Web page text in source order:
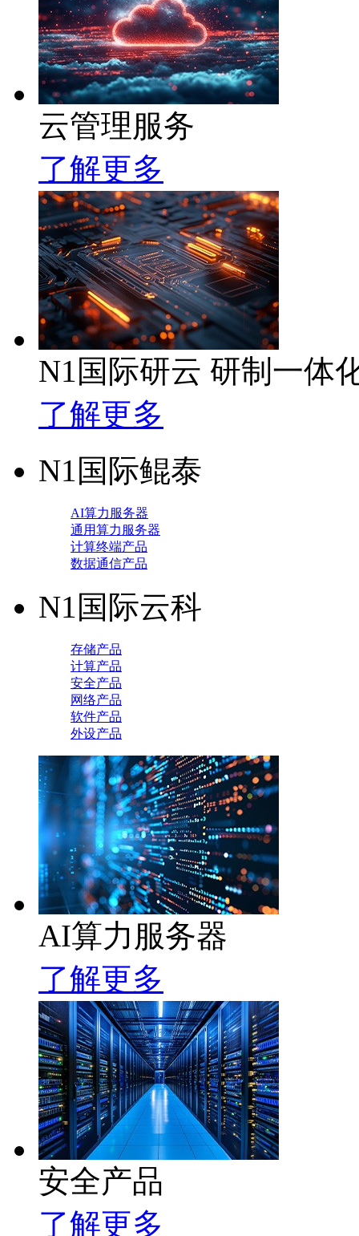
云管理服务
了解更多
N1国际研云 研制一体
了解更多
N1国际鲲泰
AI算力服务器
通用算力服务器
计算终端产品
数据通信产品
N1国际云科
存储产品
计算产品
安全产品
网络产品
软件产品
外设产品
AI算力服务器
了解更多
安全产品
了解更多